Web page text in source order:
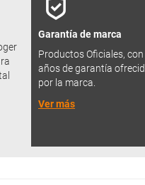
Garantía de marca
Productos Oficiales, con
años de garantía
por la marca.
Ver más